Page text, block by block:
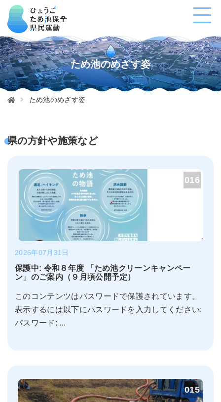
ため池のめざす姿
ため池のめざす姿
県の方針や施策など
016
2026年07月31日
保護中: 令和８年度 「ため池クリーンキャンペー
ン」のご案内（９月頃公開予定）
このコンテンツはパスワードで保護されています。
表示するには以下にパスワードを入力してください:
パスワード: ...
015